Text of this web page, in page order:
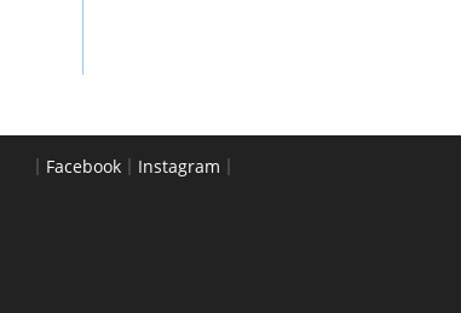
｜ Facebook ｜ Instagram ｜